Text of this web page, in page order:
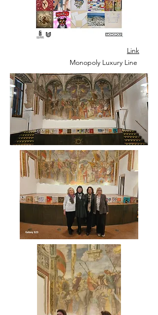
Link
Monopoly Luxury Line